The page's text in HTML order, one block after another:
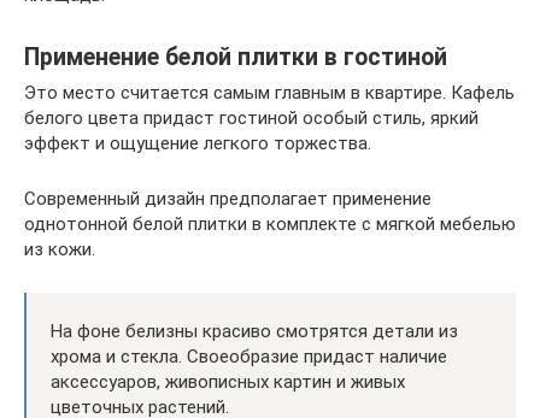
Применение белой плитки в гостиной
Это место считается самым главным в квартире. Кафель
белого цвета придаст гостиной особый стиль, яркий
эффект и ощущение легкого торжества.
Современный дизайн предполагает применение
однотонной белой плитки в комплекте с мягкой мебелью
из кожи.
На фоне белизны красиво смотрятся детали из
хрома и стекла. Своеобразие придаст наличие
аксессуаров, живописных картин и живых
цветочных растений.